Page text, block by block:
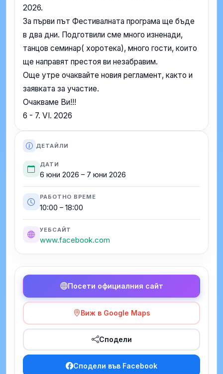
2026.
За първи път Фестивалната програма ще бъде
в два дни. Подготвили сме много изненади,
танцов семинар( хоротека), много гости, които
ще направят престоя ви незабравим.
Още утре очаквайте новия регламент, както и
заявката за участие.
Очакваме Ви!!!
6 - 7. VI. 2026
ДЕТАЙЛИ
ДАТИ
6 юни 2026 – 7 юни 2026
РАБОТНО ВРЕМЕ
10:00 – 18:00
УЕБСАЙТ
www.facebook.com
Посети официалния сайт
Виж в Google Maps
Сподели
Сподели във Facebook